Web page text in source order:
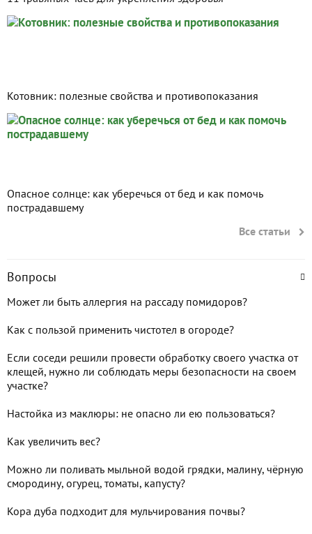
Котовник: полезные свойства и противопоказания
Опасное солнце: как уберечься от бед и как помочь
пострадавшему
Все статьи
Вопросы
Может ли быть аллергия на рассаду помидоров?
Как с пользой применить чистотел в огороде?
Если соседи решили провести обработку своего участка от
клещей, нужно ли соблюдать меры безопасности на своем
участке?
Настойка из маклюры: не опасно ли ею пользоваться?
Как увеличить вес?
Можно ли поливать мыльной водой грядки, малину, чёрную
смородину, огурец, томаты, капусту?
Кора дуба подходит для мульчирования почвы?